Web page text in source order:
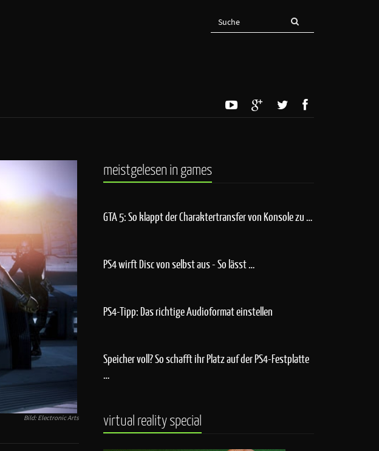
Bild: Electronic Arts
meistgelesen in games
GTA 5: So klappt der Charaktertransfer von Konsole zu …
PS4 wirft Disc von selbst aus - So lässt …
PS4-Tipp: Das richtige Audioformat einstellen
Speicher voll? So schafft ihr Platz auf der PS4-Festplatte
…
virtual reality special